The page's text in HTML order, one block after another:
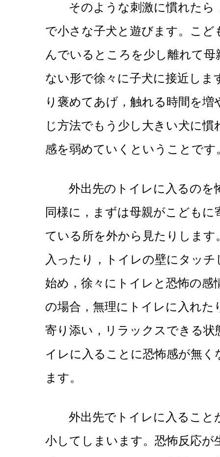
そのような刺激に慣れたら
で小さな子犬と遊びます。こ
んでいるところを少し離れて
ない形で徐々に子犬に接近し
り褒めてあげ，触れる時間を
じ方法でもう少し大きい犬に
感を弱めていくということです
外出先のトイレに入るのを
同様に，まずは母親がこども
ている所を外から見たりしま
入ったり，トイレの壁にタッ
始め，徐々にトイレと恐怖の
の場合，無理にトイレに入れ
寄り添い，リラックスできる
イレに入ることに恐怖感が無
ます。
外出先でトイレに入ること
小してしまいます。恐怖反応